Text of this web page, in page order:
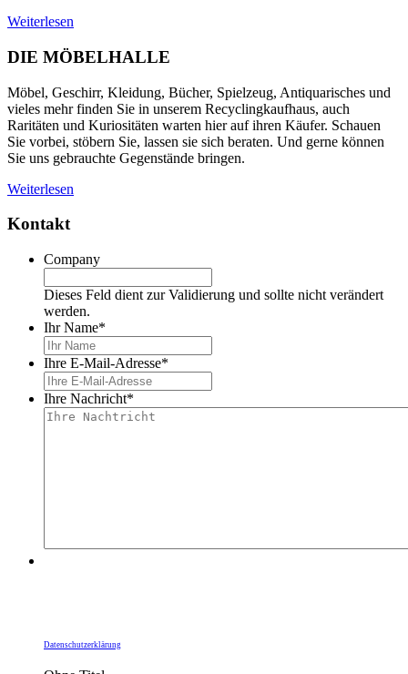
Weiterlesen
DIE MÖBELHALLE
Möbel, Geschirr, Kleidung, Bücher, Spielzeug, Antiquarisches und
vieles mehr finden Sie in unserem Recyclingkaufhaus, auch
Raritäten und Kuriositäten warten hier auf ihren Käufer. Schauen
Sie vorbei, stöbern Sie, lassen sie sich beraten. Und gerne können
Sie uns gebrauchte Gegenstände bringen.
Weiterlesen
Kontakt
Company
Dieses Feld dient zur Validierung und sollte nicht verändert
werden.
Ihr Name*
Ihre E-Mail-Adresse*
Ihre Nachricht*
Datenschutzerklärung